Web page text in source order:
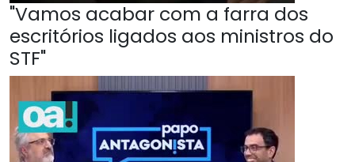
"Vamos acabar com a farra dos
escritórios ligados aos ministros do
STF"